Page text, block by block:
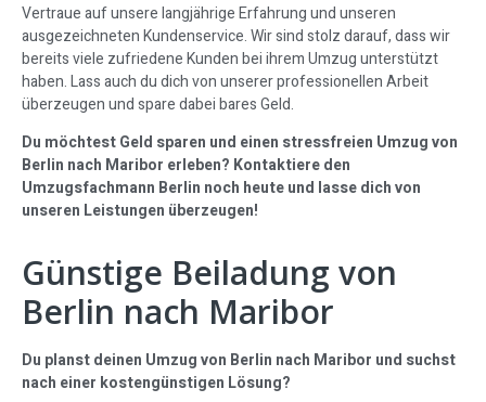
Vertraue auf unsere langjährige Erfahrung und unseren
ausgezeichneten Kundenservice. Wir sind stolz darauf, dass wir
bereits viele zufriedene Kunden bei ihrem Umzug unterstützt
haben. Lass auch du dich von unserer professionellen Arbeit
überzeugen und spare dabei bares Geld.
Du möchtest Geld sparen und einen stressfreien Umzug von
Berlin nach Maribor erleben? Kontaktiere den
Umzugsfachmann Berlin noch heute und lasse dich von
unseren Leistungen überzeugen!
Günstige Beiladung von
Berlin nach Maribor
Du planst deinen Umzug von Berlin nach Maribor und suchst
nach einer kostengünstigen Lösung?